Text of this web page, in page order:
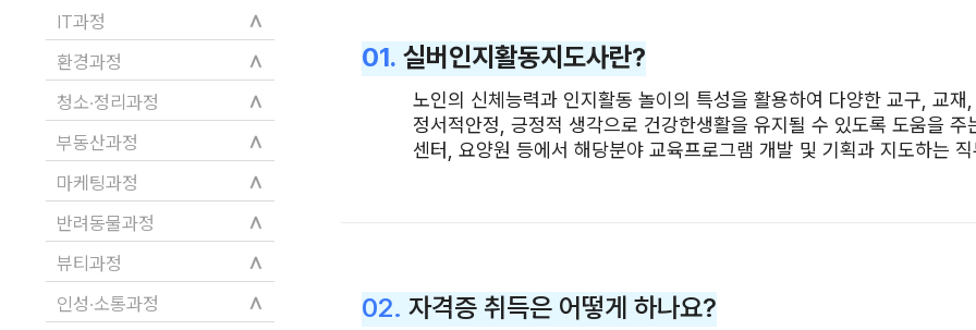
IT과정 ∧
환경과정 ∧
청소·정리과정 ∧
부동산과정 ∧
마케팅과정 ∧
반려동물과정 ∧
뷰티과정 ∧
인성·소통과정 ∧
01. 실버인지활동지도사란?
노인의 신체능력과 인지활동 놀이의 특성을 활용하여 다양한 교구, 교재
정서적안정, 긍정적 생각으로 건강한생활을 유지될 수 있도록 도움을
센터, 요양원 등에서 해당분야 교육프로그램 개발 및 기획과 지도하는
02. 자격증 취득은 어떻게 하나요?